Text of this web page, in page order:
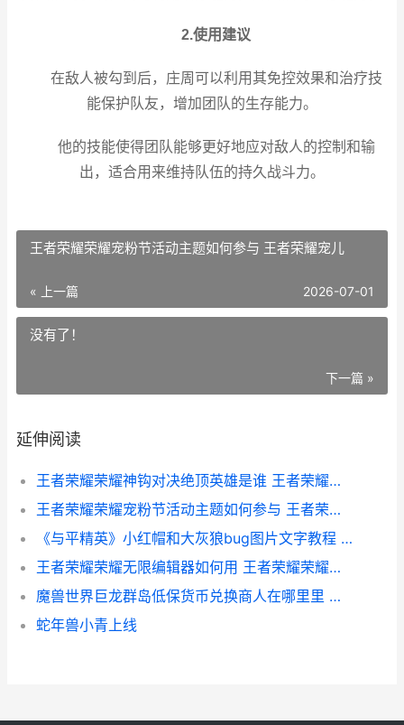
2.使用建议
在敌人被勾到后，庄周可以利用其免控效果和治疗技
能保护队友，增加团队的生存能力。
他的技能使得团队能够更好地应对敌人的控制和输
出，适合用来维持队伍的持久战斗力。
王者荣耀荣耀宠粉节活动主题如何参与 王者荣耀宠儿
« 上一篇 2026-07-01
没有了！
下一篇 »
延伸阅读
王者荣耀荣耀神钩对决绝顶英雄是谁 王者荣耀荣耀神明
王者荣耀荣耀宠粉节活动主题如何参与 王者荣耀宠儿
《与平精英》小红帽和大灰狼bug图片文字教程 和平精英小幺全集
王者荣耀荣耀无限编辑器如何用 王者荣耀荣耀无双称号怎么获得
魔兽世界巨龙群岛低保货币兑换商人在哪里里 魔兽世界巨龙群岛传送门怎么开
蛇年兽小青上线